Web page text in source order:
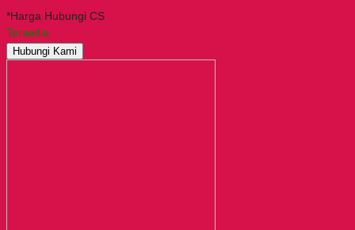
*Harga Hubungi CS
Tersedia
Hubungi Kami